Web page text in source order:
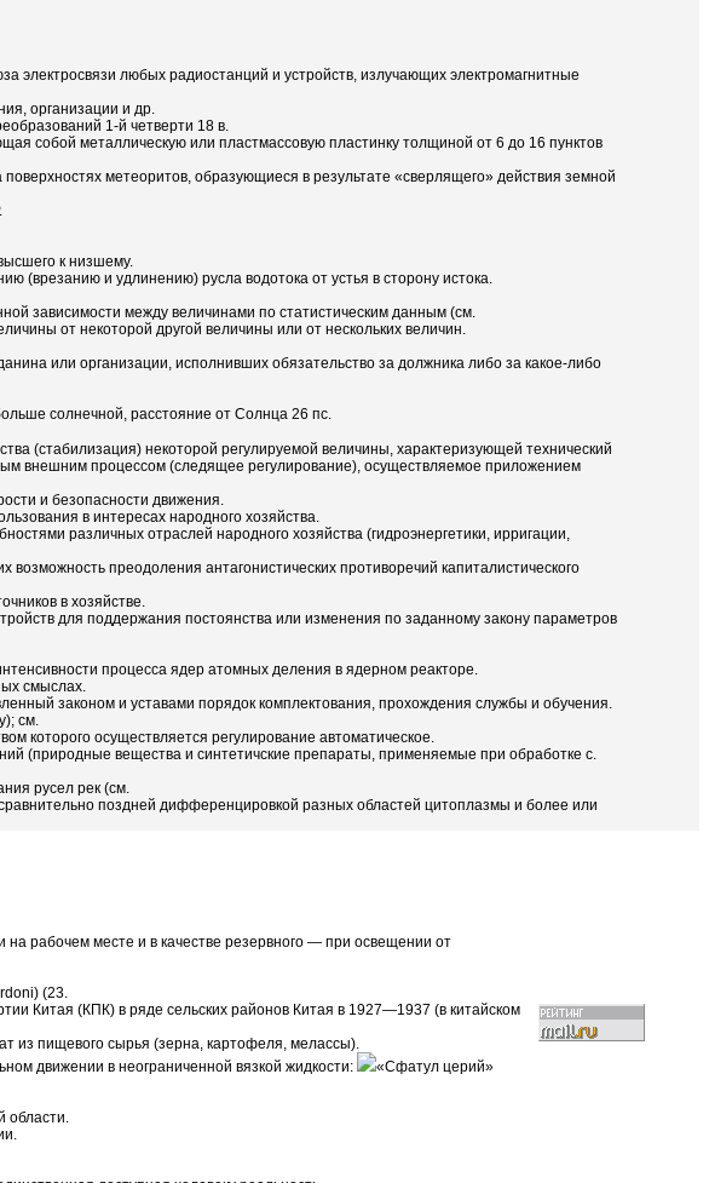
электросвязи любых радиостанций и устройств, излучающих электромагнитные
организации и др.
1-й четверти 18 в.
собой металлическую или пластмассовую пластинку толщиной от 6 до 16 пунктов
метеоритов, образующиеся в результате «сверлящего» действия земной
к низшему.
(врезанию и удлинению) русла водотока от устья в сторону истока.
зависимости между величинами по статистическим данным (см.
от некоторой другой величины или от нескольких величин.
или организации, исполнивших обязательство за должника либо за какое-либо
солнечной, расстояние от Солнца 26 пс.
(стабилизация) некоторой регулируемой величины, характеризующей технический
внешним процессом (следящее регулирование), осуществляемое приложением
и безопасности движения.
в интересах народного хозяйства.
различных отраслей народного хозяйства (гидроэнергетики, ирригации,
преодоления антагонистических противоречий капиталистического
в хозяйстве.
для поддержания постоянства или изменения по заданному закону параметров
процесса ядер атомных деления в ядерном реакторе.
смыслах.
законом и уставами порядок комплектования, прохождения службы и обучения.
см.
которого осуществляется регулирование автоматическое.
(природные вещества и синтетичские препараты, применяемые при обработке с.
русел рек (см.
поздней дифференцировкой разных областей цитоплазмы и более или
рабочем месте и в качестве резервного — при освещении от
(23.
Китая (КПК) в ряде сельских районов Китая в 1927—1937 (в китайском
из пищевого сырья (зерна, картофеля, мелассы).
движении в неограниченной вязкой жидкости:
«Сфатул церий»
области.